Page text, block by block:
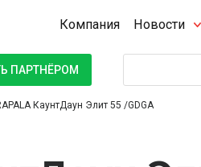
Компания Новости
ПАРТНЁРОМ
КаунтДаун Элит 55 /GDGA